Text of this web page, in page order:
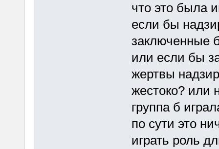
что это была
если бы
заключенные
или если бы
жертвы
жестоко? или
группа б
по сути это
играть роль